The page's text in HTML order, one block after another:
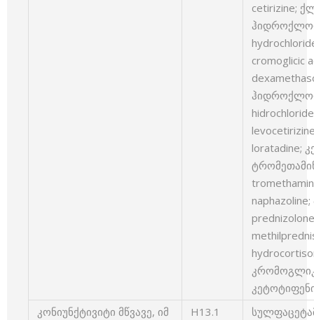
cetirizine;
cromoglicic
loratadine;
კონიუნქტივიტი მწვავე, იმ
H13.1